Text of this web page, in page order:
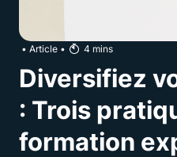
• Article • 4 mins
Diversifiez
: Trois
formation